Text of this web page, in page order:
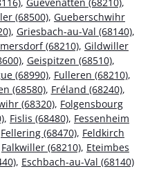
(68500), Gueberschwihr
, Griesbach-au-Val (68140),
(68210), Gildwiller
, Geispitzen (68510),
(68990), Fulleren (68210),
(68580), Fréland (68240),
(68320), Folgensbourg
, Fislis (68480), Fessenheim
Fellering (68470), Feldkirch
Falkwiller (68210), Eteimbes
, Eschbach-au-Val (68140)